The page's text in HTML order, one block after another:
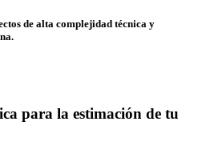
de alta complejidad técnica y
para la estimación de tu